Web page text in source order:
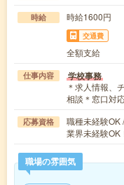
時給 時給1600円
交通費
全額支給
仕事内容 学校事務
＊求人情報、
相談＊窓口対
応募資格
職種未経験OK
業界未経験OK
職場の雰囲気